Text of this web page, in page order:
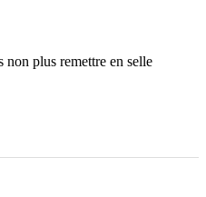
plus remettre en selle